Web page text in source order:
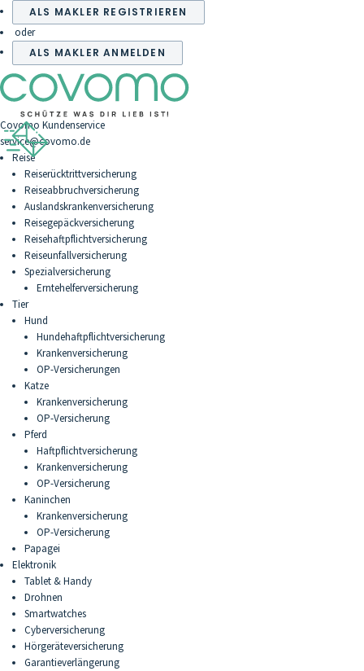
ALS MAKLER REGISTRIEREN
oder
ALS MAKLER ANMELDEN
Covomo Kundenservice
service@covomo.de
Reise
Reiserücktrittversicherung
Reiseabbruchversicherung
Auslandskrankenversicherung
Reisegepäckversicherung
Reisehaftpflichtversicherung
Reiseunfallversicherung
Spezialversicherung
Erntehelferversicherung
Tier
Hund
Hundehaftpflichtversicherung
Krankenversicherung
OP-Versicherungen
Katze
Krankenversicherung
OP-Versicherung
Pferd
Haftpflichtversicherung
Krankenversicherung
OP-Versicherung
Kaninchen
Krankenversicherung
OP-Versicherung
Papagei
Elektronik
Tablet & Handy
Drohnen
Smartwatches
Cyberversicherung
Hörgeräteversicherung
Garantieverlängerung